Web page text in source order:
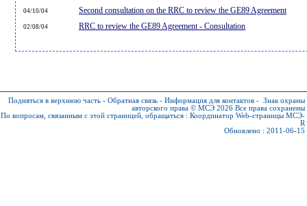
04/10/04 Second consultation on the RRC to review the GE89 Agreement
02/08/04 RRC to review the GE89 Agreement - Consultation
Подняться в верхнюю часть - Обратная связь - Информация для контактов - Знак охраны
авторского права © МСЭ 2026 Все права сохранены
По вопросам, связанным с этой страницей, обращаться : Координатор Web-страницы МСЭ-
R
Обновлено : 2011-06-15